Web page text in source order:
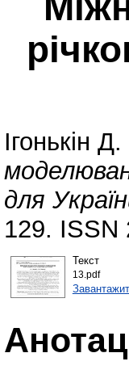
Ігонькін Д.
для
129. ISSN
Текст
13.pdf